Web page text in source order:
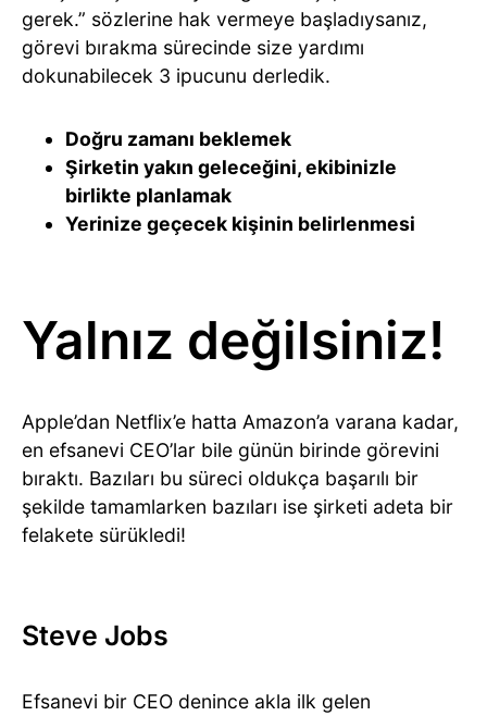
gerek.” sözlerine hak vermeye başladıysanız,
görevi bırakma sürecinde size yardımı
dokunabilecek 3 ipucunu derledik.
Doğru zamanı beklemek
Şirketin yakın geleceğini, ekibinizle
birlikte planlamak
Yerinize geçecek kişinin belirlenmesi
Yalnız değilsiniz!
Apple’dan Netflix’e hatta Amazon’a varana kadar,
en efsanevi CEO’lar bile günün birinde görevini
bıraktı. Bazıları bu süreci oldukça başarılı bir
şekilde tamamlarken bazıları ise şirketi adeta bir
felakete sürükledi!
Steve Jobs
Efsanevi bir CEO denince akla ilk gelen